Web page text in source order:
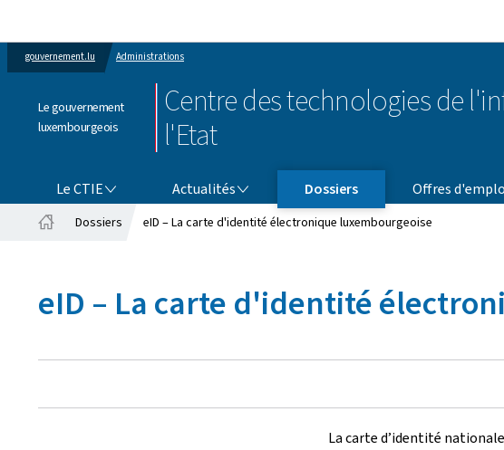
gouvernement.lu Administrations
Le gouvernement
luxembourgeois
Centre des technologies de
l'Etat
Le CTIE Actualités
ACTUALITÉS
Dossiers
Offres
Dossiers eID – La carte d'identité électronique luxembourgeoise
eID – La carte d'identité
La carte d’identité